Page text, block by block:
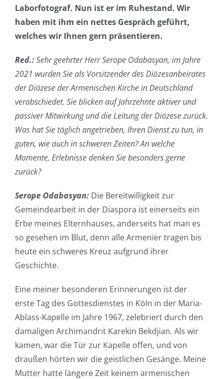
Laborfotograf. Nun ist er im Ruhestand. Wir
haben mit ihm ein nettes Gespräch geführt,
welches wir Ihnen gern präsentieren.
Red.:Sehr geehrter Herr Serope Odabasyan, im Jahre
2021 wurden Sie als Vorsitzender des Diözesanbeirates
der Diözese der Armenischen Kirche in Deutschland
verabschiedet. Sie blicken auf Jahrzehnte aktiver und
passiver Mitwirkung und die Leitung der Diözese zurück.
Was hat Sie täglich angetrieben, Ihren Dienst zu tun, in
guten, wie auch in schweren Zeiten? An welche
Momente, Erlebnisse denken Sie besonders gerne
zurück?
Serope Odabasyan: Die Bereitwilligkeit zur
Gemeindearbeit in der Diaspora ist einerseits ein
Erbe meines Elternhauses, anderseits hat man es
so gesehen im Blut, denn alle Armenier tragen bis
heute ein schweres Kreuz aufgrund ihrer
Geschichte.
Eine meiner besonderen Erinnerungen ist der
erste Tag des Gottesdienstes in Köln in der Maria-
Ablass-Kapelle im Jahre 1967, zelebriert durch den
damaligen Archimandrit Karekin Bekdjian. Als wir
kamen, war die Tür zur Kapelle offen, und von
draußen hörten wir die geistlichen Gesänge. Meine
Mutter hatte längere Zeit keinem armenischen